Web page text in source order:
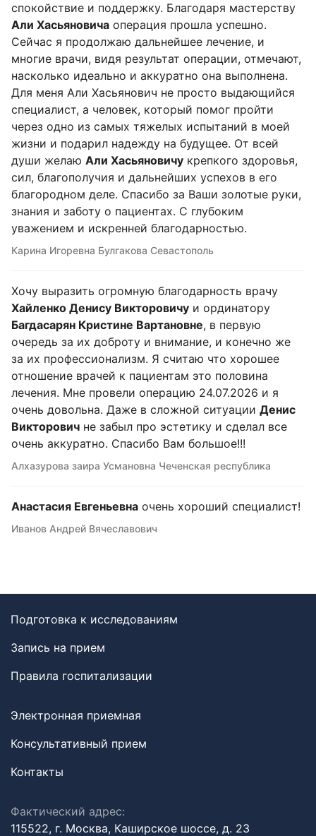
спокойствие и поддержку. Благодаря мастерству
Али Хасьяновича операция прошла успешно.
Сейчас я продолжаю дальнейшее лечение, и
многие врачи, видя результат операции, отмечают,
насколько идеально и аккуратно она выполнена.
Для меня Али Хасьянович не просто выдающийся
специалист, а человек, который помог пройти
через одно из самых тяжелых испытаний в моей
жизни и подарил надежду на будущее. От всей
души желаю Али Хасьяновичу крепкого здоровья,
сил, благополучия и дальнейших успехов в его
благородном деле. Спасибо за Ваши золотые руки,
знания и заботу о пациентах. С глубоким
уважением и искренней благодарностью.
Карина Игоревна Булгакова Севастополь
Хочу выразить огромную благодарность врачу
Хайленко Денису Викторовичу и ординатору
Багдасарян Кристине Вартановне, в первую
очередь за их доброту и внимание, и конечно же
за их профессионализм. Я считаю что хорошее
отношение врачей к пациентам это половина
лечения. Мне провели операцию 24.07.2026 и я
очень довольна. Даже в сложной ситуации Денис
Викторович не забыл про эстетику и сделал все
очень аккуратно. Спасибо Вам большое!!!
Алхазурова заира Усмановна Чеченская республика
Анастасия Евгеньевна очень хороший специалист!
Иванов Андрей Вячеславович
Подготовка к исследованиям
Запись на прием
Правила госпитализации
Электронная приемная
Консультативный прием
Контакты
Фактический адрес:
115522, г. Москва, Каширское шоссе, д. 23